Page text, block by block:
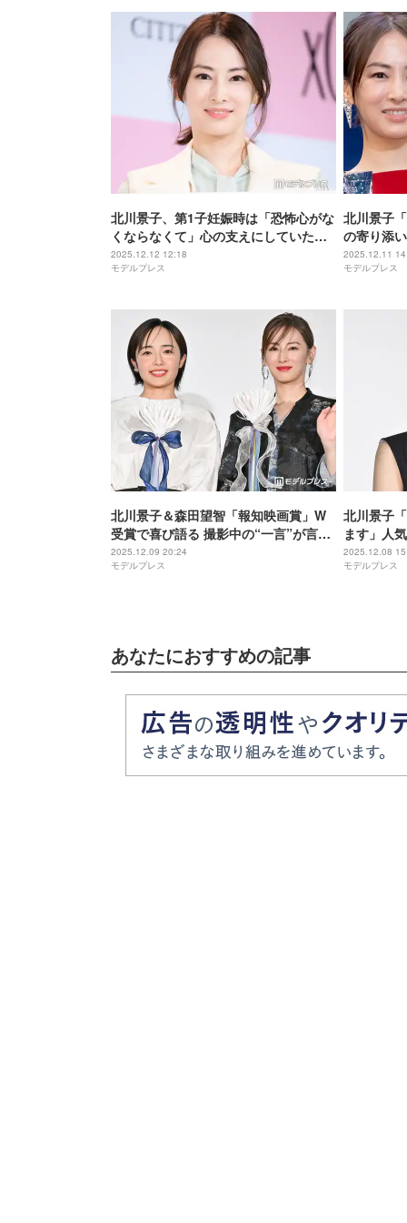
北川景子、第1子妊娠時は「恐怖心がな
くならなくて」心の支えにしていた人
気YouTuber明かす
2025.12.12 12:18
モデルプレス
北川景子
の寄り添
しさ」「
2025.12.11
モデルプレス
北川景子＆森田望智「報知映画賞」W
受賞で喜び語る 撮影中の“一言”が言霊
に【ナイトフラワー】
2025.12.09 20:24
モデルプレス
北川景子
ます」人
ン公言”の
ヤバい」
2025.12.08
モデルプレス
あなたにおすすめの記事